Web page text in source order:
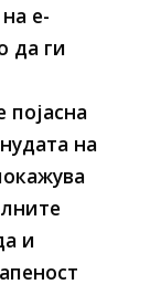
е-
да ги
на
и